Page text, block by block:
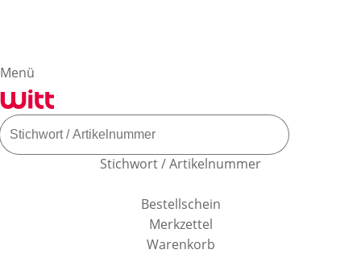
Menü
Stichwort / Artikelnummer
Bestellschein
Merkzettel
Warenkorb